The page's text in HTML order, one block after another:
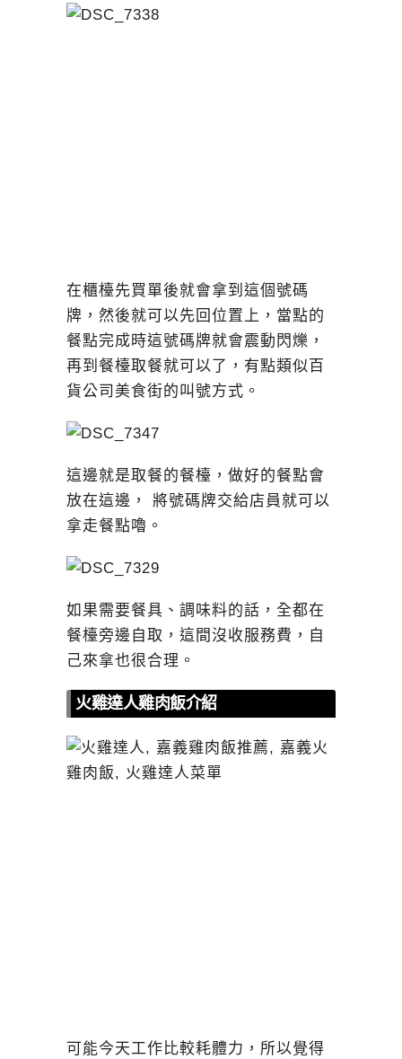
在櫃檯先買單後就會拿到這個號碼
牌，然後就可以先回位置上，當點的
餐點完成時這號碼牌就會震動閃爍，
再到餐檯取餐就可以了，有點類似百
貨公司美食街的叫號方式。
這邊就是取餐的餐檯，做好的餐點會
放在這邊， 將號碼牌交給店員就可以
拿走餐點嚕。
如果需要餐具、調味料的話，全都在
餐檯旁邊自取，這間沒收服務費，自
己來拿也很合理。
火雞達人雞肉飯介紹
可能今天工作比較耗體力，所以覺得